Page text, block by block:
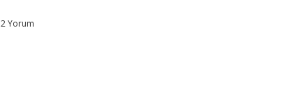
2 Yorum